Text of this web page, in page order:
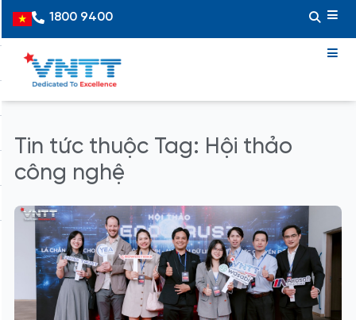
content
Vietnamese
1800 9400
Tin tức thuộc Tag: Hội thảo
công nghệ